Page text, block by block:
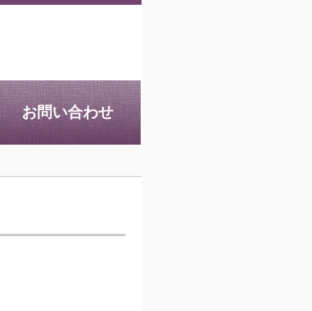
お問い合わせ